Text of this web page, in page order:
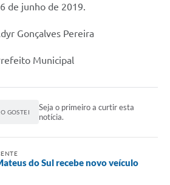
de junho de 2019.
Gonçalves Pereira
Municipal
GOSTEI
Seja o primeiro a curtir esta
notícia.
do Sul recebe novo veículo